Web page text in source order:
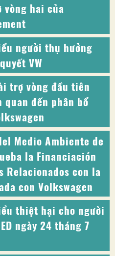
hai của
người thụ hưởng
VW
trợ vòng đầu tiên
đến phân bổ
Medio Ambiente de
la Financiación
Relacionados con la
con Volkswagen
thiệt hại cho người
ngày 24 tháng 7